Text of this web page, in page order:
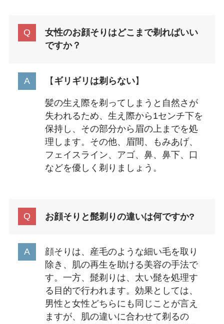
女性のお顔そりはどこまで剃ればいい
ですか？
【 ギリギリは剃らない】
髪の生え際を剃ってしまうと自然さが
失われるため、生え際から1センチ下を
保持し、その部分から眉の上までを処
理します。その他、眉間、もみあげ、
フェイスライン、アゴ、鼻、鼻下、口
などを優しく剃りましょう。
お顔そりと髭剃りの違いは何ですか?
顔そりは、産毛のような細い毛を取り
除き、肌の再生を助ける美容の手法で
す。一方、髭剃りは、太い髭を処理す
る目的で行われます。効果としては、
男性と女性どちらにも同じことが言え
ますが、肌の違いに合わせて剃るの